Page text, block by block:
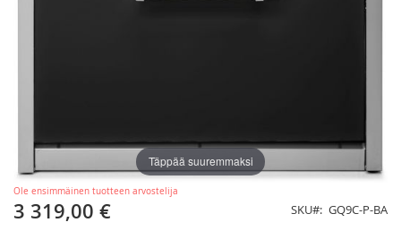
Ole ensimmäinen tuotteen arvostelija
3 319,00 € SKU GQ9C-P-BA
Täppää suuremmaksi